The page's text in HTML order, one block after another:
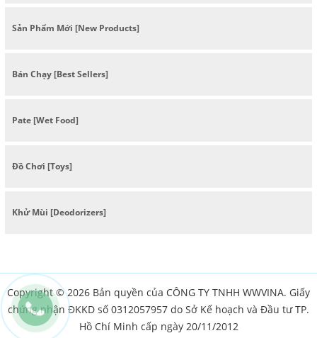
Sản Phẩm Mới [New Products]
Bán Chạy [Best Sellers]
Pate [Wet Food]
Đồ Chơi [Toys]
Khử Mùi [Deodorizers]
Copyright © 2026 Bản quyền của CÔNG TY TNHH WWVINA. Giấy
chứng nhận ĐKKD số 0312057957 do Sở Kế hoạch và Đầu tư TP.
Hồ Chí Minh cấp ngày 20/11/2012